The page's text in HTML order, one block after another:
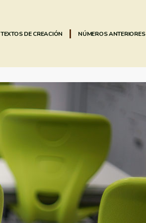
TEXTOS DE CREACIÓN NÚMEROS ANTERIORES